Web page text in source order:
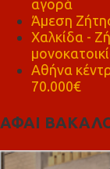
αγορά
Άμεση
Χαλκίδα -
Αθήνα
70.000€
ΑΦΑΙ